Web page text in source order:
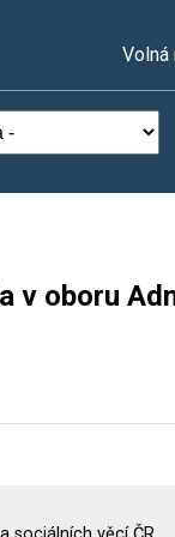
Volná
v oboru